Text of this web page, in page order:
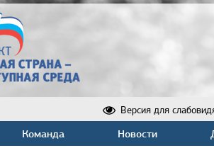
Версия для
Команда Новости